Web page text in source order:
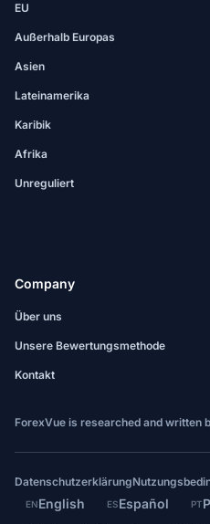
EU
Außerhalb Europas
Asien
Lateinamerika
Karibik
Afrika
Unreguliert
Company
Über uns
Unsere Bewertungsmethode
Kontakt
ForexVue is researched and written
Datenschutzerklärung
ENEnglish ESEspañol PT